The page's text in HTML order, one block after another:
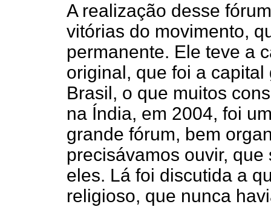
A realização desse
vitórias do movimento,
permanente. Ele teve a
original, que foi a
Brasil, o que muitos
na Índia, em 2004, foi
grande fórum, bem
precisávamos ouvir,
eles. Lá foi discutida a
religioso, que nunca